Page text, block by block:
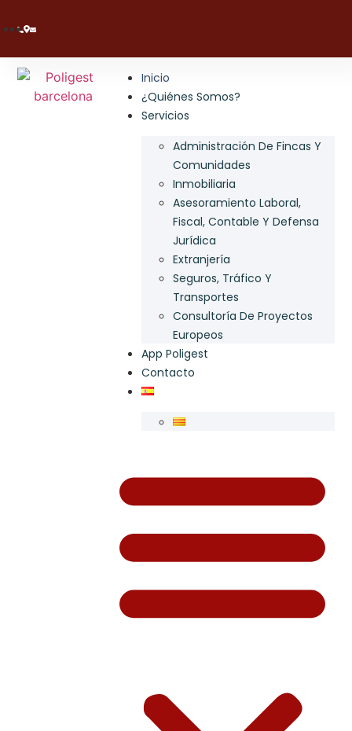
Inicio
¿Quiénes Somos?
Servicios
Administración De Fincas Y
Comunidades
Inmobiliaria
Asesoramiento Laboral,
Fiscal, Contable Y Defensa
Jurídica
Extranjería
Seguros, Tráfico Y
Transportes
Consultoría De Proyectos
Europeos
App Poligest
Contacto